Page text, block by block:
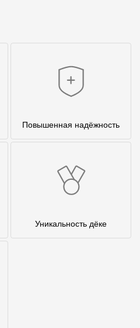
Повышенная надёжность
Уникальность дёке